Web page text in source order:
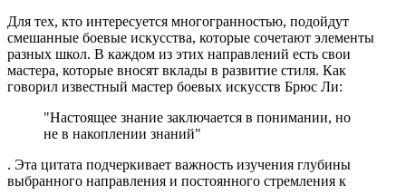
Для тех, кто интересуется многогранностью, подойдут
смешанные боевые искусства, которые сочетают элементы
разных школ. В каждом из этих направлений есть свои
мастера, которые вносят вклады в развитие стиля. Как
говорил известный мастер боевых искусств Брюс Ли:
"Настоящее знание заключается в понимании, но
не в накоплении знаний"
. Эта цитата подчеркивает важность изучения глубины
выбранного направления и постоянного стремления к